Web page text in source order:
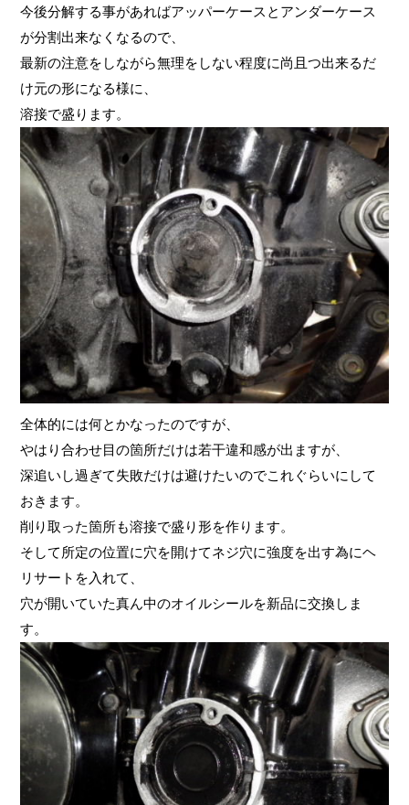
今後分解する事があればアッパーケースとアンダーケース
が分割出来なくなるので、
最新の注意をしながら無理をしない程度に尚且つ出来るだ
け元の形になる様に、
溶接で盛ります。
全体的には何とかなったのですが、
やはり合わせ目の箇所だけは若干違和感が出ますが、
深追いし過ぎて失敗だけは避けたいのでこれぐらいにして
おきます。
削り取った箇所も溶接で盛り形を作ります。
そして所定の位置に穴を開けてネジ穴に強度を出す為にヘ
リサートを入れて、
穴が開いていた真ん中のオイルシールを新品に交換しま
す。